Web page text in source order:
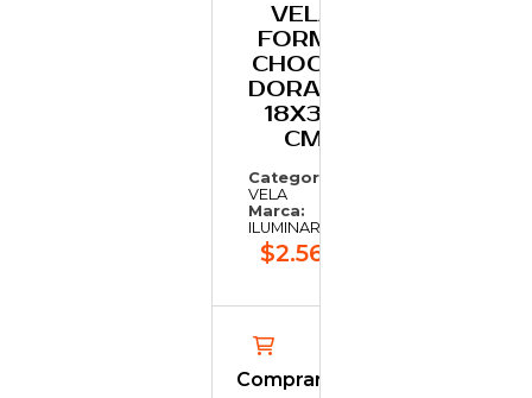
VELA
FORMA
CHOCLO
DORADO
18X3.5
CM
Categoría:
VELA
Marca:
ILUMINARTE
$2.565,65
Comprar